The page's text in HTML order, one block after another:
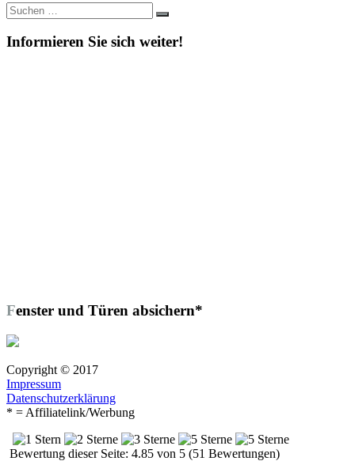
Suche
nach:
Suchen
Informieren Sie sich weiter!
Fenster und Türen absichern*
Copyright © 2017
Impressum
Datenschutzerklärung
* = Affiliatelink/Werbung
Bewertung dieser Seite: 4.85 von 5 (51 Bewertungen)